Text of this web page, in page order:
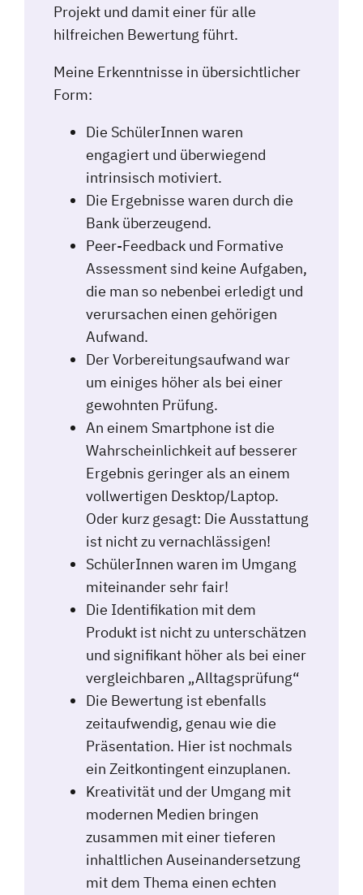
Projekt und damit einer für alle
hilfreichen Bewertung führt.
Meine Erkenntnisse in übersichtlicher
Form:
Die SchülerInnen waren
engagiert und überwiegend
intrinsisch motiviert.
Die Ergebnisse waren durch die
Bank überzeugend.
Peer-Feedback und Formative
Assessment sind keine Aufgaben,
die man so nebenbei erledigt und
verursachen einen gehörigen
Aufwand.
Der Vorbereitungsaufwand war
um einiges höher als bei einer
gewohnten Prüfung.
An einem Smartphone ist die
Wahrscheinlichkeit auf besserer
Ergebnis geringer als an einem
vollwertigen Desktop/Laptop.
Oder kurz gesagt: Die Ausstattung
ist nicht zu vernachlässigen!
SchülerInnen waren im Umgang
miteinander sehr fair!
Die Identifikation mit dem
Produkt ist nicht zu unterschätzen
und signifikant höher als bei einer
vergleichbaren „Alltagsprüfung“
Die Bewertung ist ebenfalls
zeitaufwendig, genau wie die
Präsentation. Hier ist nochmals
ein Zeitkontingent einzuplanen.
Kreativität und der Umgang mit
modernen Medien bringen
zusammen mit einer tieferen
inhaltlichen Auseinandersetzung
mit dem Thema einen echten